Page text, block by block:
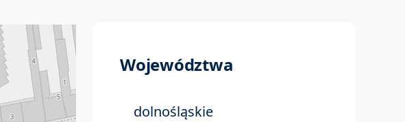
Województwa
dolnośląskie